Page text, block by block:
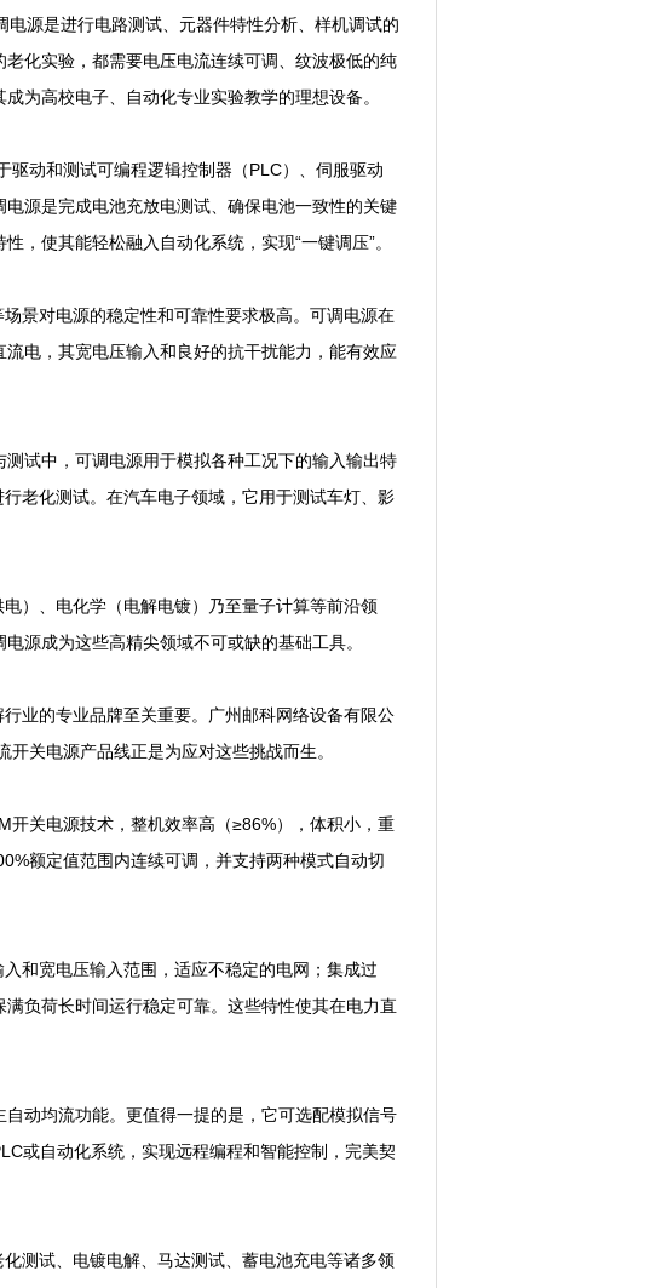
源是进行电路测试、元器件特性分析、样机调试的
化实验，都需要电压电流连续可调、纹波极低的纯
为高校电子、自动化专业实验教学的理想设备。
动和测试可编程逻辑控制器（PLC）、伺服驱动
源是完成电池充放电测试、确保电池一致性的关键
，使其能轻松融入自动化系统，实现“一键调压”。
景对电源的稳定性和可靠性要求极高。可调电源在
电，其宽电压输入和良好的抗干扰能力，能有效应
试中，可调电源用于模拟各种工况下的输入输出特
老化测试。在汽车电子领域，它用于测试车灯、影
）、电化学（电解电镀）乃至量子计算等前沿领
源成为这些高精尖领域不可或缺的基础工具。
业的专业品牌至关重要。广州邮科网络设备有限公
关电源产品线正是为应对这些挑战而生。
关电源技术，整机效率高（≥86%），体积小，重
额定值范围内连续可调，并支持两种模式自动切
和宽电压输入范围，适应不稳定的电网；集成过
负荷长时间运行稳定可靠。这些特性使其在电力直
动均流功能。更值得一提的是，它可选配模拟信号
或自动化系统，实现远程编程和智能控制，完美契
测试、电镀电解、马达测试、蓄电池充电等诸多领